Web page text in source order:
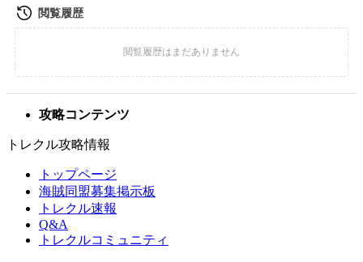
攻略コンテンツ
トレクル攻略情報
トップページ
海賊同盟募集掲示板
トレクル速報
Q&A
トレクルコミュニティ